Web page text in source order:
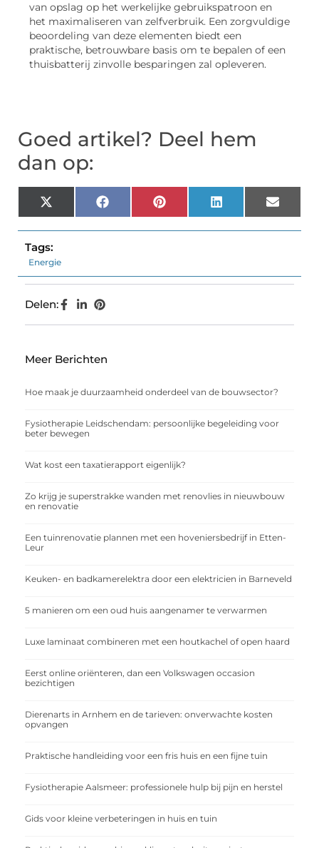
van opslag op het werkelijke gebruikspatroon en
het maximaliseren van zelfverbruik. Een zorgvuldige
beoordeling van deze elementen biedt een
praktische, betrouwbare basis om te bepalen of een
thuisbatterij zinvolle besparingen zal opleveren.
Goed artikel? Deel hem
dan op:
X
(Twitter)
FacebookPinterest LinkedIn Email
Tags:
Energie
Delen:
Meer Berichten
Hoe maak je duurzaamheid onderdeel van de bouwsector?
Fysiotherapie Leidschendam: persoonlijke begeleiding voor
beter bewegen
Wat kost een taxatierapport eigenlijk?
Zo krijg je superstrakke wanden met renovlies in nieuwbouw
en renovatie
Een tuinrenovatie plannen met een hoveniersbedrijf in Etten-
Leur
Keuken- en badkamerelektra door een elektricien in Barneveld
5 manieren om een oud huis aangenamer te verwarmen
Luxe laminaat combineren met een houtkachel of open haard
Eerst online oriënteren, dan een Volkswagen occasion
bezichtigen
Dierenarts in Arnhem en de tarieven: onverwachte kosten
opvangen
Praktische handleiding voor een fris huis en een fijne tuin
Fysiotherapie Aalsmeer: professionele hulp bij pijn en herstel
Gids voor kleine verbeteringen in huis en tuin